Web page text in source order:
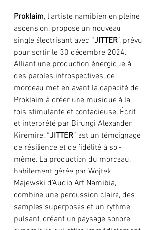
Proklaim, l'artiste namibien en pleine
ascension, propose un nouveau
single électrisant avec “JITTER”, prévu
pour sortir le 30 décembre 2024.
Alliant une production énergique à
des paroles introspectives, ce
morceau met en avant la capacité de
Proklaim à créer une musique à la
fois stimulante et contagieuse. Écrit
et interprété par Birungi Alexander
Kiremire, “JITTER” est un témoignage
de résilience et de fidélité à soi-
même. La production du morceau,
habilement gérée par Wojtek
Majewski d'Audio Art Namibia,
combine une percussion claire, des
samples superposés et un rythme
pulsant, créant un paysage sonore